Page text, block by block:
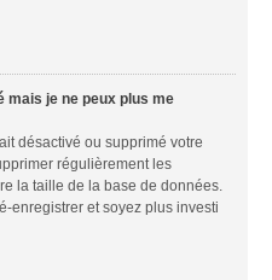
mais je ne peux plus me
désactivé ou supprimé votre
régulièrement les
la taille de la base de données.
enregistrer et soyez plus investi